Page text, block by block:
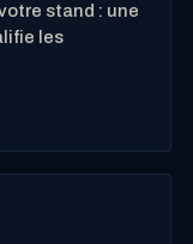
stand : une
les